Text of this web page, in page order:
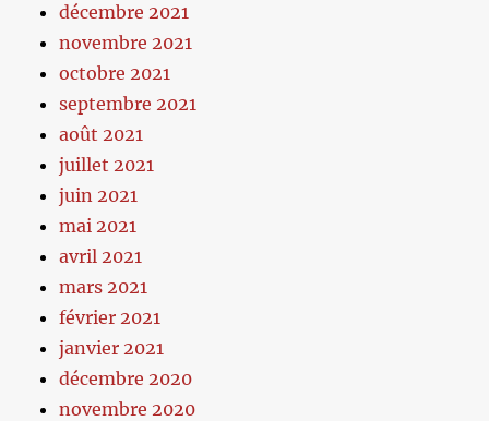
décembre 2021
novembre 2021
octobre 2021
septembre 2021
août 2021
juillet 2021
juin 2021
mai 2021
avril 2021
mars 2021
février 2021
janvier 2021
décembre 2020
novembre 2020